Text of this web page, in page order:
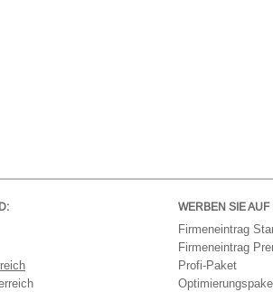
WERBEN SIE
Firmeneintrag
Firmeneintrag
Profi-Paket